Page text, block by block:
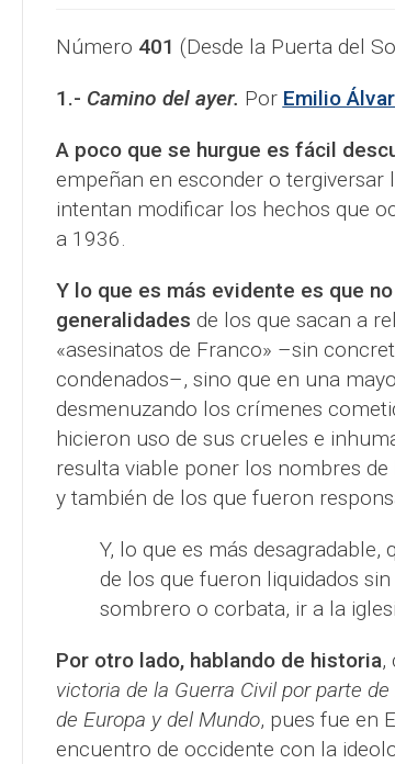
Número 401 (Desde la Puerta del
1.- Camino del ayer. Por Emilio
A poco que se hurgue es fácil
empeñan en esconder o
intentan modificar los hechos que
a 1936.
Y lo que es más evidente es que
generalidades de los que sacan a
«asesinatos de Franco» –sin
condenados–, sino que en una
desmenuzando los crímenes
hicieron uso de sus crueles e
resulta viable poner los nombres
y también de los que fueron
Y, lo que es más
de los que fueron liquidados
sombrero o corbata, ir a la
Por otro lado, hablando de historia,
victoria de la Guerra Civil por parte
de Europa y del Mundo, pues fue en
encuentro de occidente con la